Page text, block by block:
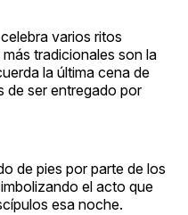
varios ritos
tradicionales son la
la última cena de
de ser entregado por
de pies por parte de los
el acto que
esa noche.